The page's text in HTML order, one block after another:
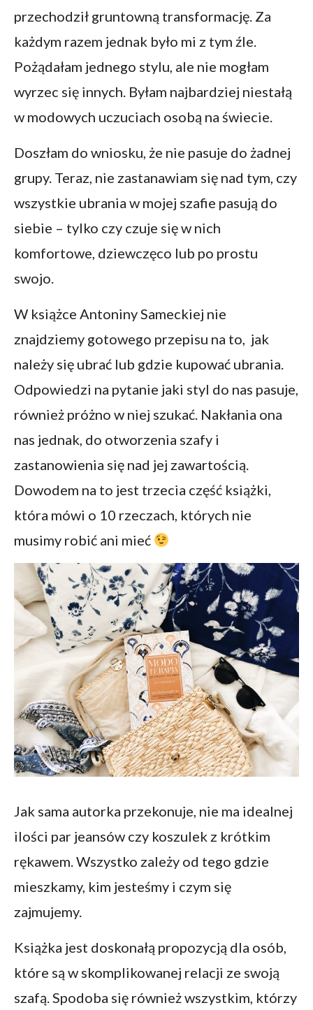
przechodził gruntowną transformację. Za
każdym razem jednak było mi z tym źle.
Pożądałam jednego stylu, ale nie mogłam
wyrzec się innych. Byłam najbardziej niestałą
w modowych uczuciach osobą na świecie.
Doszłam do wniosku, że nie pasuje do żadnej
grupy. Teraz, nie zastanawiam się nad tym, czy
wszystkie ubrania w mojej szafie pasują do
siebie – tylko czy czuje się w nich
komfortowe, dziewczęco lub po prostu
swojo.
W książce Antoniny Sameckiej nie
znajdziemy gotowego przepisu na to, jak
należy się ubrać lub gdzie kupować ubrania.
Odpowiedzi na pytanie jaki styl do nas pasuje,
również próżno w niej szukać. Nakłania ona
nas jednak, do otworzenia szafy i
zastanowienia się nad jej zawartością.
Dowodem na to jest trzecia część książki,
która mówi o 10 rzeczach, których nie
musimy robić ani mieć
Jak sama autorka przekonuje, nie ma idealnej
ilości par jeansów czy koszulek z krótkim
rękawem. Wszystko zależy od tego gdzie
mieszkamy, kim jesteśmy i czym się
zajmujemy.
Książka jest doskonałą propozycją dla osób,
które są w skomplikowanej relacji ze swoją
szafą. Spodoba się również wszystkim, którzy